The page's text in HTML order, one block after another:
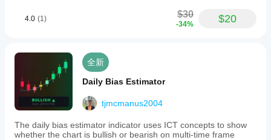
4.0 (1) $30
-34% $20
全新
Daily Bias Estimator
tjmcmanus2004
The daily bias estimator indicator uses ICT concepts to show
whether the chart is bullish or bearish on multi-time frame